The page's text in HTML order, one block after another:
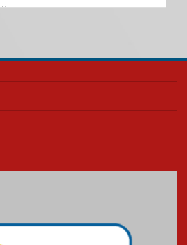
Como os pais podem investir
escola